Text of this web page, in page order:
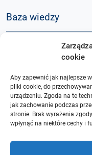
cookie
Aby zapewnić jak najlepsze
pliki cookie, do
urządzeniu. Zgoda na te
jak zachowanie podczas
stronie. Brak wyrażenia
wpłynąć na niektóre cechy i
Baza wiedzy
O nas